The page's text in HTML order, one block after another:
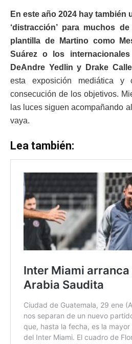
En este año 2024 hay también
‘distracción’ para muchos
plantilla de Martino como
Suárez o los
DeAndre Yedlin y Drake
esta exposición mediática y
consecución de los objetivos.
las luces siguen acompañando
vaya.
Lea también: